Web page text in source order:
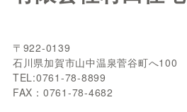
〒922-0139
石川県加賀市山中温泉菅谷町へ100
TEL:0761-78-8899
FAX：0761-78-4682